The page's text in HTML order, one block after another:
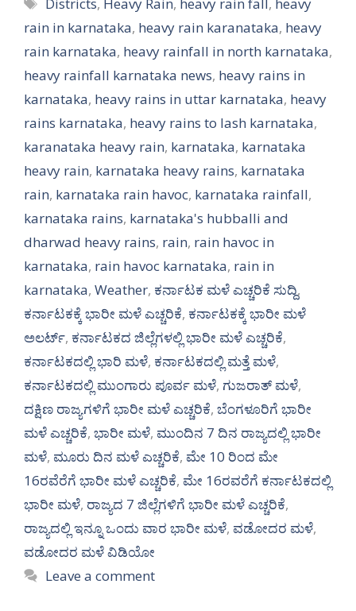
rain in karnataka, heavy rain karanataka, heavy
rain karnataka, heavy rainfall in north karnataka,
heavy rainfall karnataka news, heavy rains in
karnataka, heavy rains in uttar karnataka, heavy
rains karnataka, heavy rains to lash karnataka,
karanataka heavy rain, karnataka, karnataka
heavy rain, karnataka heavy rains, karnataka
rain, karnataka rain havoc, karnataka rainfall,
karnataka rains, karnataka's hubballi and
dharwad heavy rains, rain, rain havoc in
karnataka, rain havoc karnataka, rain in
karnataka, Weather, ಕರ್ನಾಟಕ ಮಳೆ ಎಚ್ಚರಿಕೆ ಸುದ್ದಿ,
ಕರ್ನಾಟಕಕ್ಕೆ ಭಾರೀ ಮಳೆ ಎಚ್ಚರಿಕೆ, ಕರ್ನಾಟಕಕ್ಕೆ ಭಾರೀ ಮಳೆ
ಅಲರ್ಟ್‌, ಕರ್ನಾಟಕದ ಜಿಲ್ಲೆಗಳಲ್ಲಿ ಭಾರೀ ಮಳೆ ಎಚ್ಚರಿಕೆ,
ಕರ್ನಾಟಕದಲ್ಲಿ ಭಾರಿ ಮಳೆ, ಕರ್ನಾಟಕದಲ್ಲಿ ಮತ್ತೆ ಮಳೆ,
ಕರ್ನಾಟಕದಲ್ಲಿ ಮುಂಗಾರು ಪೂರ್ವ ಮಳೆ, ಗುಜರಾತ್ ಮಳೆ,
ದಕ್ಷಿಣ ರಾಜ್ಯಗಳಿಗೆ ಭಾರೀ ಮಳೆ ಎಚ್ಚರಿಕೆ, ಬೆಂಗಳೂರಿಗೆ ಭಾರೀ
ಮಳೆ ಎಚ್ಚರಿಕೆ, ಭಾರೀ ಮಳೆ, ಮುಂದಿನ 7 ದಿನ ರಾಜ್ಯದಲ್ಲಿ ಭಾರೀ
ಮಳೆ, ಮೂರು ದಿನ ಮಳೆ ಎಚ್ಚರಿಕೆ, ಮೇ 10 ರಿಂದ ಮೇ
16ರವೆರೆಗೆ ಭಾರೀ ಮಳೆ ಎಚ್ಚರಿಕೆ, ಮೇ 16ರವರೆಗೆ ಕರ್ನಾಟಕದಲ್ಲಿ
ಭಾರೀ ಮಳೆ, ರಾಜ್ಯದ 7 ಜಿಲ್ಲೆಗಳಿಗೆ ಭಾರೀ ಮಳೆ ಎಚ್ಚರಿಕೆ,
ರಾಜ್ಯದಲ್ಲಿ ಇನ್ನೂ ಒಂದು ವಾರ ಭಾರೀ ಮಳೆ, ವಡೋದರ ಮಳೆ,
ವಡೋದರ ಮಳೆ ವಿಡಿಯೋ
Leave a comment